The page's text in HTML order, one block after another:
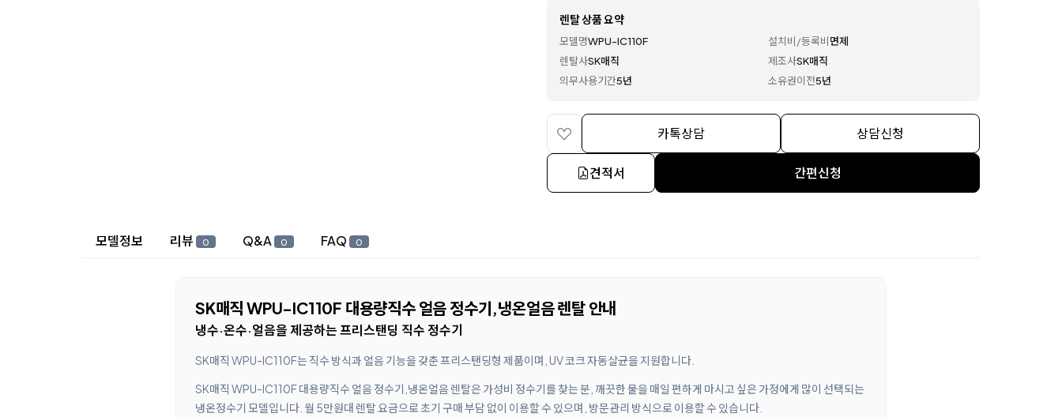
렌탈 상품 요약
모델명WPU-IC110F 설치비/등록비면제
렌탈사SK매직 제조사SK매직
의무사용기간5년 소유권이전5년
카톡상담 상담신청
견적서 간편신청
상세 정보
모델정보 리뷰 0 Q&A 0 FAQ 0
SK매직 WPU-IC110F 대용량직수 얼음 정수기,냉온얼음 렌탈 안내
냉수·온수·얼음을 제공하는 프리스탠딩 직수 정수기
SK매직 WPU-IC110F는 직수 방식과 얼음 기능을 갖춘 프리스탠딩형 제품이며, UV 코크 자동살균을 지원합니다.
SK매직 WPU-IC110F 대용량직수 얼음 정수기,냉온얼음 렌탈은 가성비 정수기를 찾는 분, 깨끗한 물을 매일 편하게 마시고 싶은 가정에게 많이 선택되는
냉온정수기 모델입니다. 월 5만원대 렌탈 요금으로 초기 구매 부담 없이 이용할 수 있으며, 방문관리 방식으로 이용할 수 있습니다.